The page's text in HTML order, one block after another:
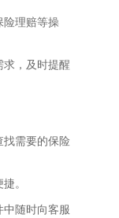
险理赔等操
，及时提醒
找需要的保险
。
随时向客服